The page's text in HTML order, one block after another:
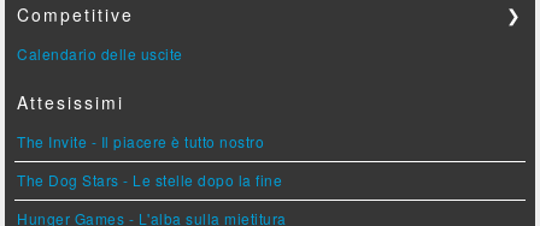
Competitive ❯
Calendario delle uscite
Attesissimi
The Invite - Il piacere è tutto nostro
The Dog Stars - Le stelle dopo la fine
Hunger Games - L'alba sulla mietitura